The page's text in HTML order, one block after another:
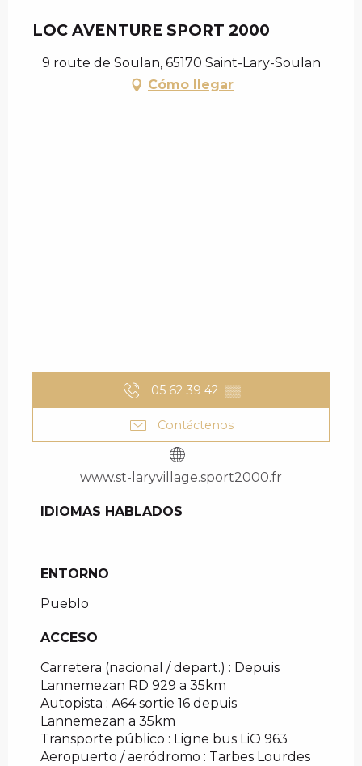
LOC AVENTURE SPORT 2000
9 route de Soulan, 65170 Saint-Lary-Soulan
Cómo llegar
05 62 39 42 ▒▒
Contáctenos
www.st-laryvillage.sport2000.fr
IDIOMAS HABLADOS
IDIOMAS HABLADOS
ENTORNO
ENTORNO
Pueblo
ACCESO
ACCESO
Carretera (nacional / depart.) : Depuis
Lannemezan RD 929 a 35km
Autopista : A64 sortie 16 depuis
Lannemezan a 35km
Transporte público : Ligne bus LiO 963
Aeropuerto / aeródromo : Tarbes Lourdes